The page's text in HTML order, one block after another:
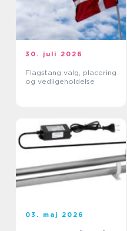
30. juli 2026
Flagstang valg, placering
og vedligeholdelse
03. maj 2026